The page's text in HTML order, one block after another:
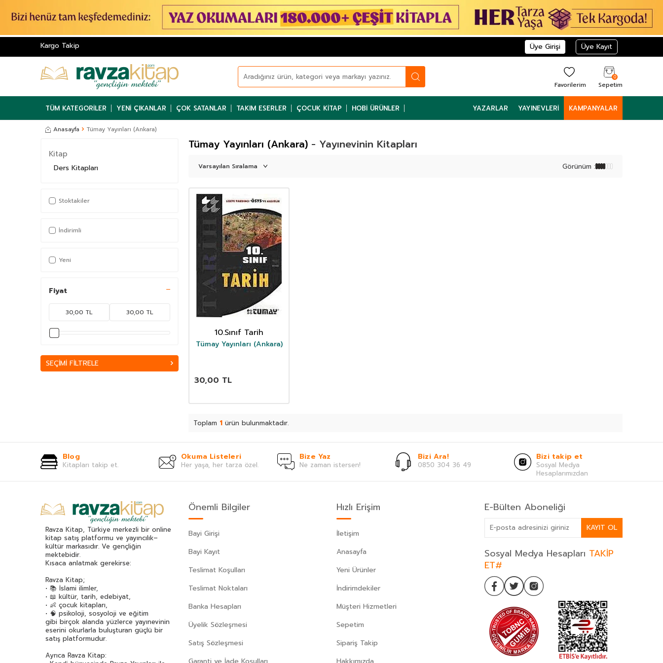
Kargo Takip Üye Girişi Üye Kayıt
Favorilerim
0
Sepetim
TÜM KATEGORILER YENI ÇIKANLAR ÇOK SATANLAR TAKIM ESERLER ÇOCUK KITAP HOBI ÜRÜNLER YAZARLAR YAYINEVLERI KAMPANYALAR
Anasayfa Tümay Yayınları (Ankara)
Kitap
Ders Kitapları
Stoktakiler
İndirimli
Yeni
Fiyat
SEÇIMI FILTRELE
- Yayınevinin Kitapları
Tümay Yayınları (Ankara)
Görünüm :
10.Sınıf Tarih
Tümay Yayınları (Ankara)
30,00 TL
Toplam 1 ürün bulunmaktadır.
Blog
Kitapları takip et.
Okuma Listeleri
Her yaşa, her tarza özel.
Bize Yaz
Ne zaman istersen!
Bizi Ara!
0850 304 36 49
Bizi takip et
Sosyal Medya
Hesaplarımızdan
Ravza Kitap, Türkiye merkezli bir online
kitap satış platformu ve yayıncılık–
kültür markasıdır. Ve gençliğin
mektebidir.
Kısaca anlatmak gerekirse:
Ravza Kitap;
• 📚 İslami ilimler,
• 📖 kültür, tarih, edebiyat,
• 👶 çocuk kitapları,
• 🧠 psikoloji, sosyoloji ve eğitim
gibi birçok alanda yüzlerce yayınevinin
eserini okurlarla buluşturan güçlü bir
satış platformudur.
Ayrıca Ravza Kitap:
Önemli Bilgiler
Bayi Girişi
Bayi Kayıt
Teslimat Koşulları
Teslimat Noktaları
Banka Hesapları
Üyelik Sözleşmesi
Satış Sözleşmesi
Hızlı Erişim
İletişim
Anasayfa
Yeni Ürünler
İndirimdekiler
Müşteri Hizmetleri
Sepetim
Sipariş Takip
E-Bülten Aboneliği
KAYIT OL
Sosyal Medya Hesapları TAKİP
ET#